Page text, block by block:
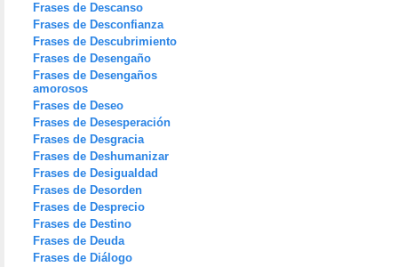
Frases de Descanso
Frases de Desconfianza
Frases de Descubrimiento
Frases de Desengaño
Frases de Desengaños
amorosos
Frases de Deseo
Frases de Desesperación
Frases de Desgracia
Frases de Deshumanizar
Frases de Desigualdad
Frases de Desorden
Frases de Desprecio
Frases de Destino
Frases de Deuda
Frases de Diálogo